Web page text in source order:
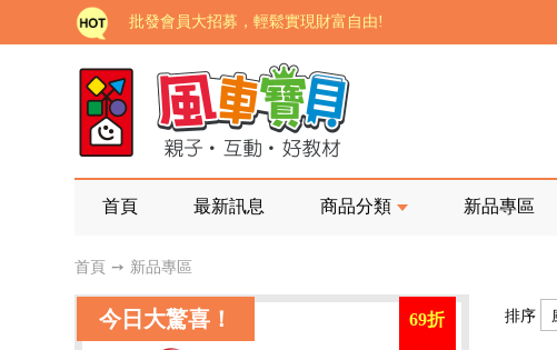
批發會員大招募，輕鬆實現財富自由!
如需更改或重開發票 需在訂單成立三天內通知客服 寄回發票需
老師您好!!幼教會員火熱招募中~
海外購物免煩惱！點我查看『海外購物流程說明』
家長樂了!「風車書版集團暨FOOD超人企業總部」目前正興建
老師您好!!幼教會員火熱招募中~
首頁 最新訊息 商品分類 新品專區
首頁 ➙ 新品專區
今日大驚喜！ 69折 排序